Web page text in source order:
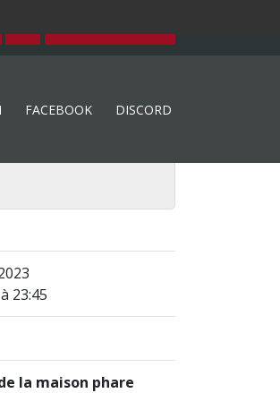
FACEBOOK DISCORD
23:45
la maison phare